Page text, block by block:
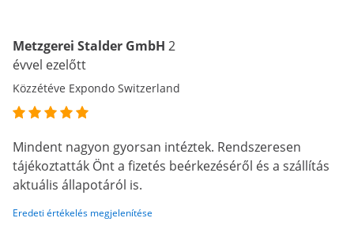
Metzgerei Stalder GmbH 2
évvel ezelőtt
Közzétéve Expondo Switzerland
Mindent nagyon gyorsan intéztek. Rendszeresen
tájékoztatták Önt a fizetés beérkezéséről és a szállítás
aktuális állapotáról is.
Eredeti értékelés megjelenítése